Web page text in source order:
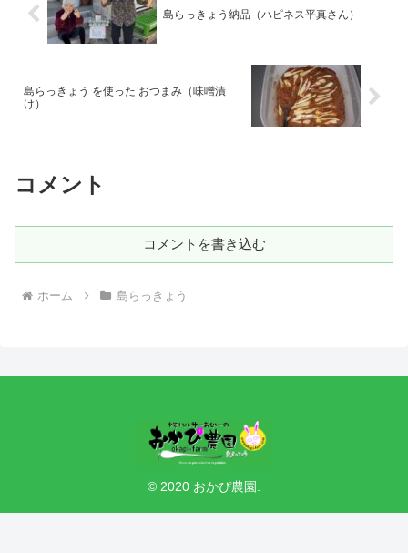
島らっきょう納品（ハピネス平真さん）
島らっきょう を使った おつまみ（味噌漬
け）
コメント
コメントを書き込む
ホーム 島らっきょう
© 2020 おかぴ農園.